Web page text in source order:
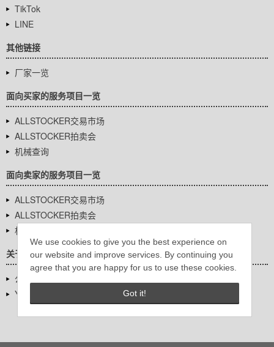
We use cookies to give you the best experience on
our website and improve services. By continuing you
agree that you are happy for us to use these cookies.
Got it!
TikTok
LINE
其他链接
厂家一览
面向买家的服务项目一览
ALLSTOCKER交易市场
ALLSTOCKER拍卖会
机械查询
面向卖家的服务项目一览
ALLSTOCKER交易市场
ALLSTOCKER拍卖会
机械查询
关于我们
公司基本信息
YUTAKA Inc.